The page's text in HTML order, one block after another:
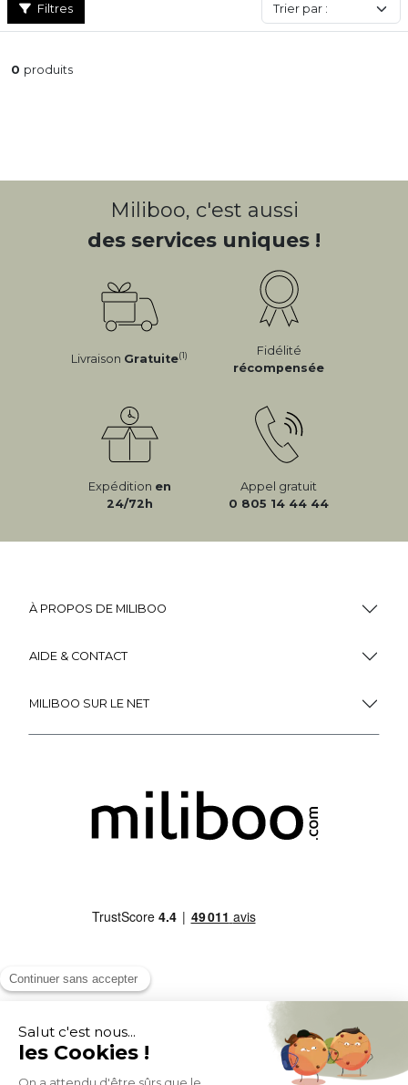
Filtres
0 produits
Miliboo, c'est aussi
des services uniques !
Livraison Gratuite(1)
Fidélité
récompensée
Expédition en
24/72h
Appel gratuit
0 805 14 44 44
À PROPOS DE MILIBOO
AIDE & CONTACT
MILIBOO SUR LE NET